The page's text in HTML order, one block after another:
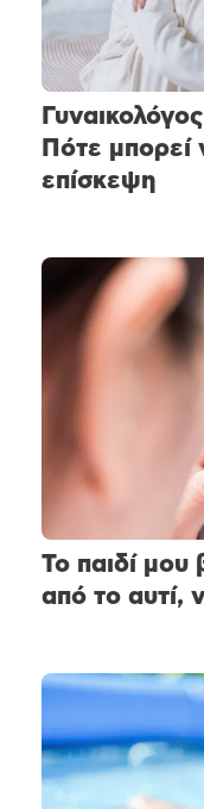
Πότε μπορεί
επίσκεψη
Το παιδί μου
από το αυτί,